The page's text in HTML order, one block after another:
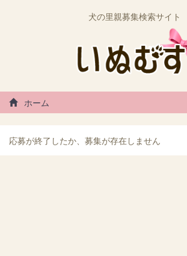
犬の里親募集検索サイト
ホーム
応募が終了したか、募集が存在しません